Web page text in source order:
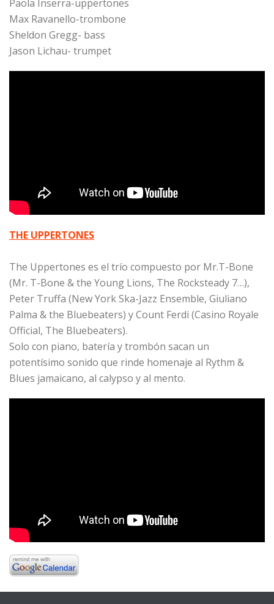
Paola Inserra-uppertones
Max Ravanello-trombone
Sheldon Gregg- bass
Jason Lichau- trumpet
THE UPPERTONES
The Uppertones es el trío compuesto por Mr.T-Bone
(Mr. T-Bone & the Young Lions, The Rocksteady 7…),
Peter Truffa (New York Ska-Jazz Ensemble, Giuliano
Palma & the Bluebeaters) y Count Ferdi (Casino Royale
Official, The Bluebeaters).
Solo con piano, batería y trombón sacan un
potentísimo sonido que rinde homenaje al Rythm &
Blues jamaicano, al calypso y al mento.